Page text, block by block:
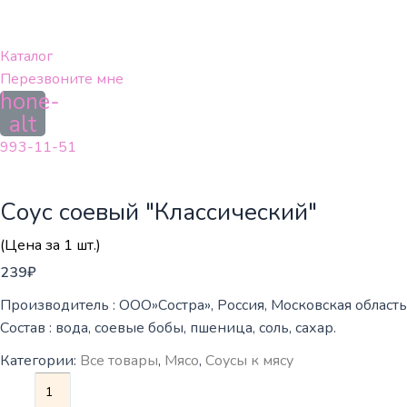
содержимому
Каталог
Перезвоните мне
alt
993-11-51
Соус соевый "Классический"
(Цена за 1 шт.)
239₽
Производитель : ООО»Состра», Россия, Московская
Состав : вода, соевые бобы, пшеница, соль, сахар.
Категории: Все товары, Мясо, Соусы к мясу
Количество